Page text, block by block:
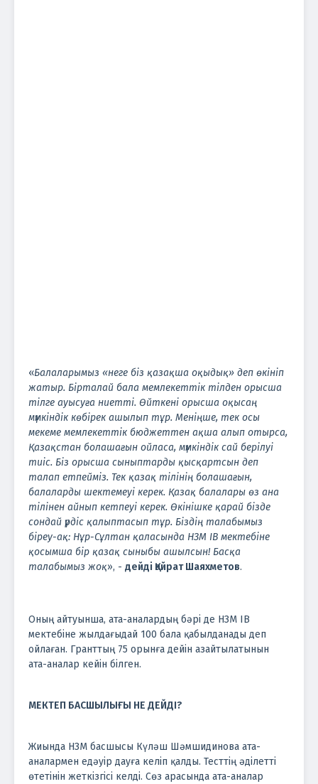
«Балаларымыз «неге біз қазақша оқыдық» деп өкініп
жатыр. Бірталай бала мемлекеттік тілден орысша
тілге ауысуға ниетті. Өйткені орысша оқысаң
мүмкіндік көбірек ашылып тұр. Меніңше, тек осы
мекеме мемлекеттік бюджеттен ақша алып отырса,
Қазақстан болашағын ойласа, мүмкіндік сай берілуі
тиіс. Біз орысша сыныптарды қысқартсын деп
талап етпейміз. Тек қазақ тілінің болашағын,
балаларды шектемеуі керек. Қазақ балалары өз ана
тілінен айнып кетпеуі керек. Өкінішке қарай бізде
сондай үрдіс қалыптасып тұр. Біздің талабымыз
біреу-ақ: Нұр-Сұлтан қаласында НЗМ ІВ мектебіне
қосымша бір қазақ сыныбы ашылсын! Басқа
талабымыз жоқ», - дейді Қайрат Шаяхметов.
Оның айтуынша, ата-аналардың бәрі де НЗМ ІВ
мектебіне жылдағыдай 100 бала қабылданады деп
ойлаған. Гранттың 75 орынға дейін азайтылатынын
ата-аналар кейін білген.
МЕКТЕП БАСШЫЛЫҒЫ НЕ ДЕЙДІ?
Жиында НЗМ басшысы Күләш Шәмшидинова ата-
аналармен едәуір дауға келіп қалды. Тесттің әділетті
өтетінін жеткізгісі келді. Сөз арасында ата-аналар